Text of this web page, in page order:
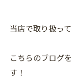
当店で取り扱っ
こちらのブログ
す！